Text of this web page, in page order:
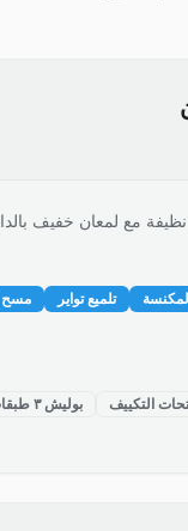
نظيفة مع لمعان خفيف
تلميع تواير
مسح
التكييف بوليش ٣ طبقات